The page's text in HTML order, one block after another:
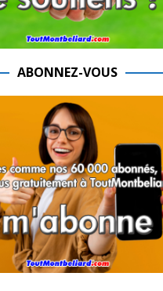
ABONNEZ-VOUS